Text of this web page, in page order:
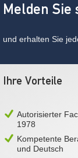
Melden
und erhalten Sie
Ihre Vorteile
Autorisierter
1978
Kompetente
und Deutsch